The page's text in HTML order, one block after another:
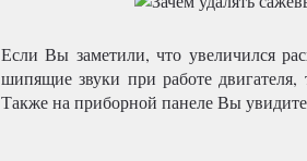
Если Вы заметили, что увеличился
шипящие звуки при работе двигателя,
Также на приборной панеле Вы